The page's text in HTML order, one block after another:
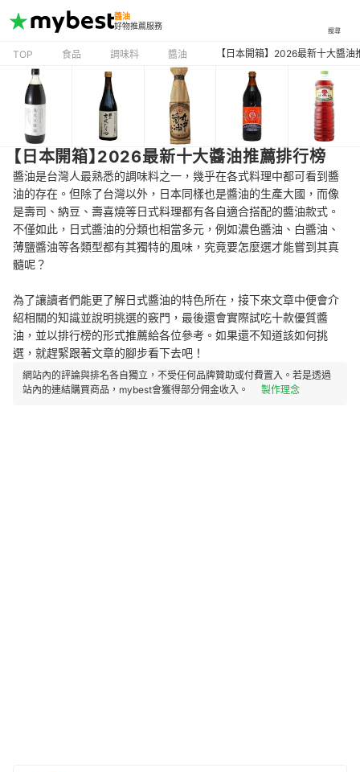
醬油
好物推薦服務
搜尋
TOP 食品 調味料 醬油 【日本開箱】2026最新十大醬油
【日本開箱】2026最新十大醬油推薦排行榜
醬油是台灣人最熟悉的調味料之一，幾乎在各式料理中都可看到醬
油的存在。但除了台灣以外，日本同樣也是醬油的生產大國，而像
是壽司、納豆、壽喜燒等日式料理都有各自適合搭配的醬油款式。
不僅如此，日式醬油的分類也相當多元，例如濃色醬油、白醬油、
薄鹽醬油等各類型都有其獨特的風味，究竟要怎麼選才能嘗到其真
髓呢？
為了讓讀者們能更了解日式醬油的特色所在，接下來文章中便會介
紹相關的知識並說明挑選的竅門，最後還會實際試吃十款優質醬
油，並以排行榜的形式推薦給各位參考。如果還不知道該如何挑
選，就趕緊跟著文章的腳步看下去吧！
網站內的評論與排名各自獨立，不受任何品牌贊助或付費置入。若是透過
站內的連結購買商品，mybest會獲得部分佣金收入。
製作理念